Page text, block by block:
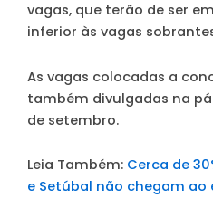
vagas, que terão de ser
inferior às vagas
As vagas colocadas a
também divulgadas na
de setembro.
Leia Também: Cerca de
e Setúbal não chegam ao